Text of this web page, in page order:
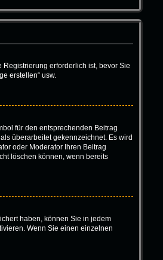
Registrierung erforderlich ist, bevor Sie
erstellen“ usw.
für den entsprechenden Beitrag
überarbeitet gekennzeichnet. Es wird
oder Moderator Ihren Beitrag
löschen können, wenn bereits
haben, können Sie in jedem
Wenn Sie einen einzelnen